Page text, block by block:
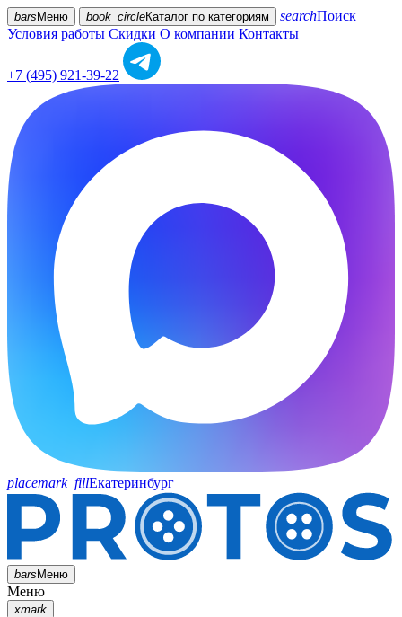
bars Меню book_circleКаталог по категориям searchПоиск
Условия работы Скидки О компании Контакты
+7 (495) 921-39-22
placemark_fillЕкатеринбург
barsМеню
Меню
xmark